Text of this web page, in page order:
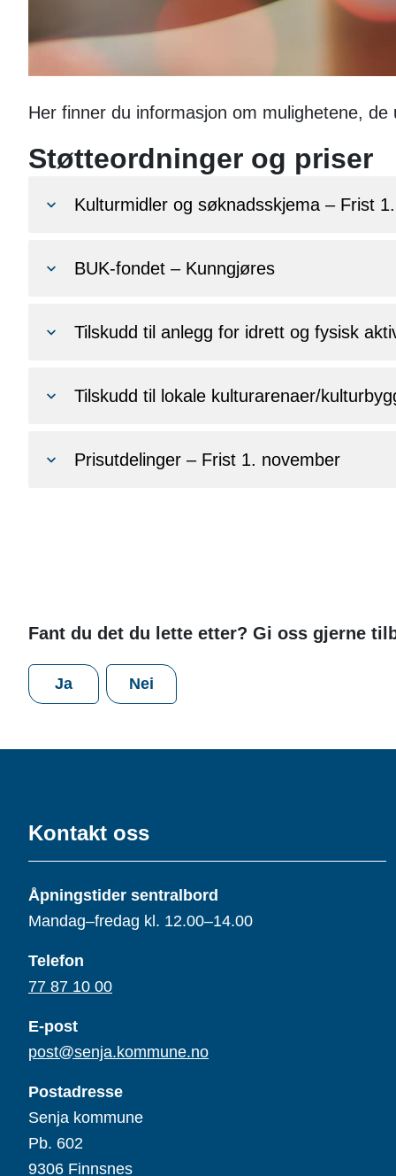
Her finner du informasjon om mulighetene,
Støtteordninger og priser
Kulturmidler og søknadsskjema – Frist
BUK-fondet – Kunngjøres
Tilskudd til anlegg for idrett og fysisk
Prisutdelinger – Frist 1. november
Fant du det du lette etter? Gi oss gjerne
Ja Nei
Kontakt oss
Åpningstider sentralbord
Mandag–fredag kl. 12.00–14.00
Telefon
77 87 10 00
E-post
post@senja.kommune.no
Postadresse
Senja kommune
Pb. 602
9306 Finnsnes